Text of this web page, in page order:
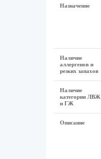
Назначение
Наличие
аллергенов и
резких запахов
Наличие
категории ЛВЖ
и ГЖ
Описание